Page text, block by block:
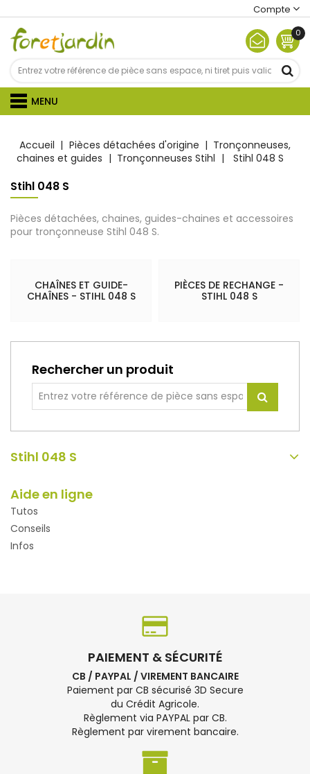
Compte
0
MENU
Accueil Pièces détachées d'origine
Tronçonneuses,
chaines et guides
Tronçonneuses Stihl Stihl 048 S
Stihl 048 S
Pièces détachées, chaines, guides-chaines et accessoires
pour tronçonneuse Stihl 048 S.
CHAÎNES ET GUIDE-
CHAÎNES - STIHL 048 S
PIÈCES DE RECHANGE -
STIHL 048 S
Rechercher un produit
Stihl 048 S
Aide en ligne
Tutos
Conseils
Infos
PAIEMENT & SÉCURITÉ
CB / PAYPAL / VIREMENT BANCAIRE
Paiement par CB sécurisé 3D Secure
du Crédit Agricole.
Règlement via PAYPAL par CB.
Règlement par virement bancaire.